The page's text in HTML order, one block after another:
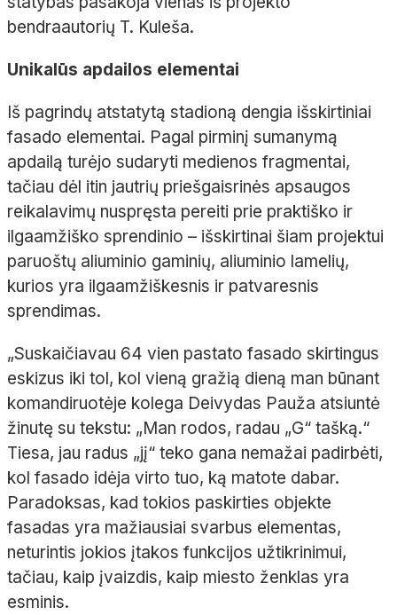
bendraautorių T. Kuleša.
Unikalūs apdailos elementai
Iš pagrindų atstatytą stadioną dengia išskirtiniai
fasado elementai. Pagal pirminį sumanymą
apdailą turėjo sudaryti medienos fragmentai,
tačiau dėl itin jautrių priešgaisrinės apsaugos
reikalavimų nuspręsta pereiti prie praktiško ir
ilgaamžiško sprendinio – išskirtinai šiam projektui
paruoštų aliuminio gaminių, aliuminio lamelių,
kurios yra ilgaamžiškesnis ir patvaresnis
sprendimas.
„Suskaičiavau 64 vien pastato fasado skirtingus
eskizus iki tol, kol vieną gražią dieną man būnant
komandiruotėje kolega Deivydas Pauža atsiuntė
žinutę su tekstu: „Man rodos, radau „G“ tašką.“
Tiesa, jau radus „jį“ teko gana nemažai padirbėti,
kol fasado idėja virto tuo, ką matote dabar.
Paradoksas, kad tokios paskirties objekte
fasadas yra mažiausiai svarbus elementas,
neturintis jokios įtakos funkcijos užtikrinimui,
tačiau, kaip įvaizdis, kaip miesto ženklas yra
esminis.